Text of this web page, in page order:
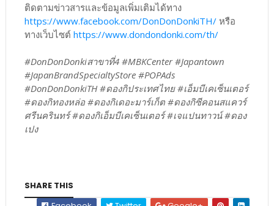
ติดตามข่าวสารและข้อมูลเพิ่มเติมได้ทาง
https://www.facebook.com/DonDonDonkiTH/หรือ
ทางเว็บไซต์ https://www.dondondonki.com/th/
#DonDonDonkiสาขาที่4 #MBKCenter #Japantown
#JapanBrandSpecialtyStore #POPAds
#DonDonDonkiTH #ดองกิประเทศไทย #เอ็มบีเคเซ็นเตอร์
#ดองกิทองหล่อ #ดองกิเดอะมาร์เก็ต #ดองกิซีคอนสแควร์
ศรีนครินทร์ #ดองกิเอ็มบีเคเซ็นเตอร์ #เจแปนทาวน์ #ดอง
เปง
SHARE THIS